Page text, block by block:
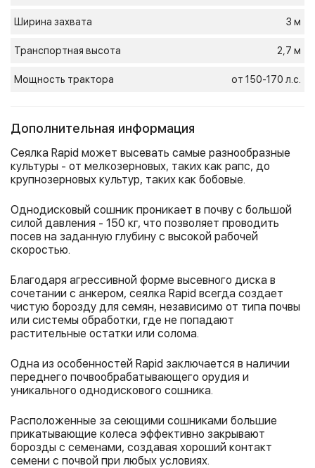
Ширина захвата 3 м
Транспортная высота 2,7 м
Мощность трактора от 150-170 л.с.
Дополнительная информация
Сеялка Rapid может высевать самые разнообразные
культуры - от мелкозерновых, таких как рапс, до
крупнозерновых культур, таких как бобовые.
Однодисковый сошник проникает в почву с большой
силой давления - 150 кг, что позволяет проводить
посев на заданную глубину с высокой рабочей
скоростью.
Благодаря агрессивной форме высевного диска в
сочетании с анкером, сеялка Rapid всегда создает
чистую борозду для семян, независимо от типа почвы
или системы обработки, где не попадают
растительные остатки или солома.
Одна из особенностей Rapid заключается в наличии
переднего почвообрабатывающего орудия и
уникального однодискового сошника.
Расположенные за сеющими сошниками большие
прикатывающие колеса эффективно закрывают
борозды с семенами, создавая хороший контакт
семени с почвой при любых условиях.